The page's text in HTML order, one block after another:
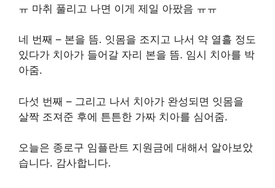
ㅠ 마취 풀리고 나면 이게 제일 아팠음 ㅠㅠ
네 번째 – 본을 뜸. 잇몸을 조지고 나서 약 열흘 정도
있다가 치아가 들어갈 자리 본을 뜸. 임시 치아를 박
아줌.
다섯 번째 – 그리고 나서 치아가 완성되면 잇몸을
살짝 조져준 후에 튼튼한 가짜 치아를 심어줌.
오늘은 종로구 임플란트 지원금에 대해서 알아보았
습니다. 감사합니다.